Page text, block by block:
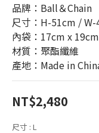
品牌：Ball＆Chain
尺寸：H-51cm /
內袋：17cm x 19cm
材質：聚酯纖維
產地：Made in
NT$2,480
尺寸 : L